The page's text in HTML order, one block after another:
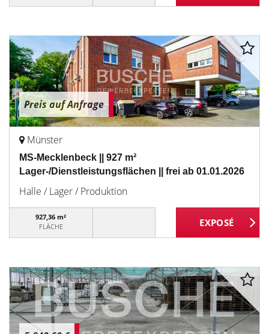
Preis auf Anfrage
Münster
MS-Mecklenbeck || 927 m²
Lager-/Dienstleistungsflächen || frei ab 01.01.2026
Halle / Lager / Produktion
927,36 m²
FLÄCHE